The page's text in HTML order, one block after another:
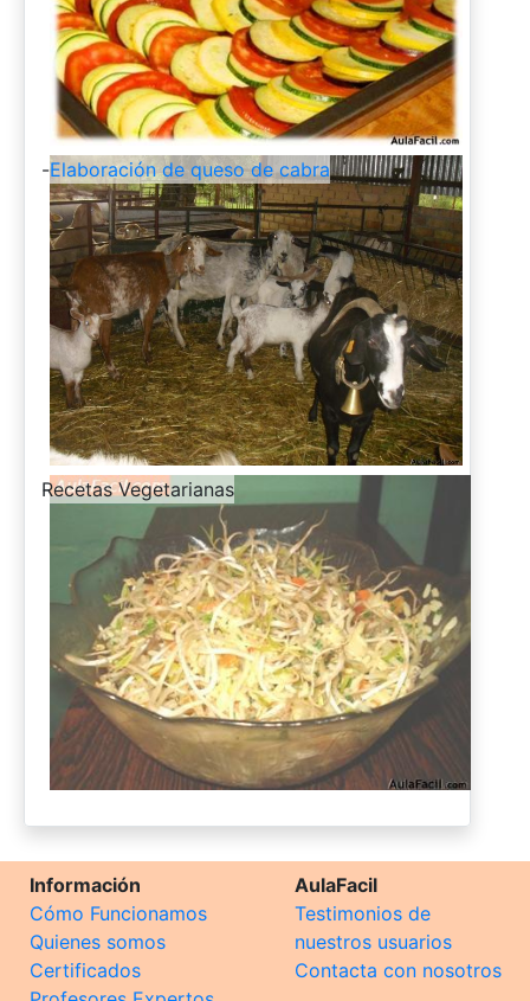
-Elaboración de queso de cabra
-
Recetas Vegetarianas
Información
Cómo Funcionamos
Quienes somos
Certificados
AulaFacil
Testimonios de
nuestros usuarios
Contacta con nosotros